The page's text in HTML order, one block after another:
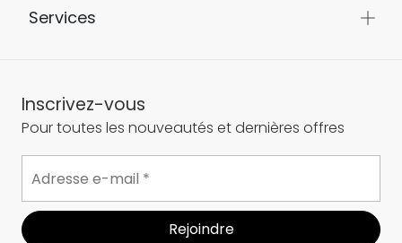
Services
Inscrivez-vous
Pour toutes les nouveautés et dernières offres